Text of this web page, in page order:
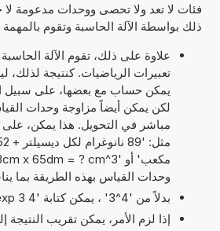
فئات لا تعد ولا تحصى ووحدات مدعومة لا
ذلك بواسطة الآلة الحاسبة وتقوم
علاوة على ذلك، تقوم الآلة
تعبيرات الرياضيات. كنتيجة لذلك،
لكن يمكن أيضاً مزاوجة وحدات
مباشر في التحويل. هذا يمكن، على
وحدات القياس بهذه الطريقة بما
بدلاً من '4^3' ، يمكن كتابة '4 exp 3' أو '4 pow 3'.
إذا لزم الأمر، يمكن تقريب